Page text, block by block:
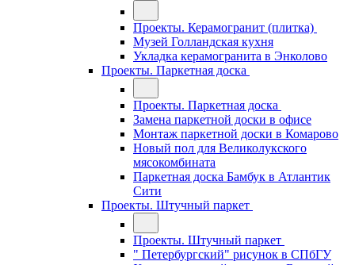
Проекты. Керамогранит (плитка)
Музей Голландская кухня
Укладка керамогранита в Энколово
Проекты. Паркетная доска
Проекты. Паркетная доска
Замена паркетной доски в офисе
Монтаж паркетной доски в Комарово
Новый пол для Великолукского
мясокомбината
Паркетная доска Бамбук в Атлантик
Сити
Проекты. Штучный паркет
Проекты. Штучный паркет
" Петербургский" рисунок в СПбГУ